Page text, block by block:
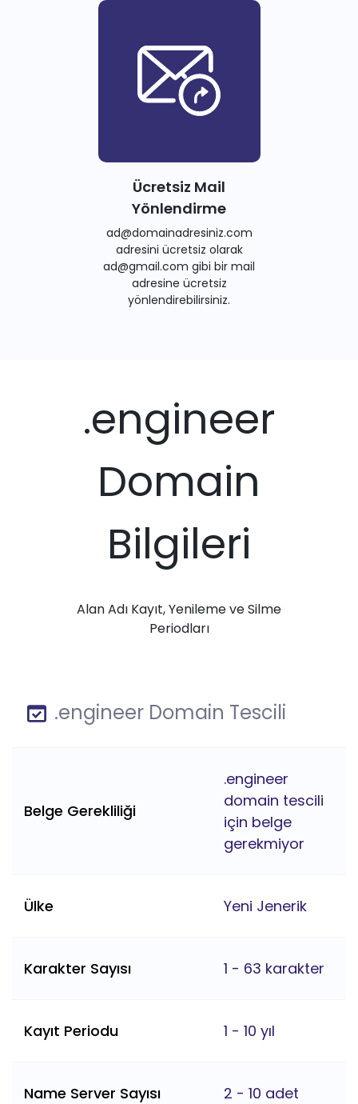
Ücretsiz Mail
Yönlendirme
ad@domainadresiniz.com
adresini ücretsiz olarak
ad@gmail.com gibi bir mail
adresine ücretsiz
yönlendirebilirsiniz.
.engineer
Domain
Bilgileri
Alan Adı Kayıt, Yenileme ve Silme
Periodları
.engineer Domain Tescili
Belge Gerekliliği
.engineer
domain tescili
için belge
gerekmiyor
Ülke Yeni Jenerik
Karakter Sayısı 1 - 63 karakter
Kayıt Periodu 1 - 10 yıl
Name Server Sayısı 2 - 10 adet